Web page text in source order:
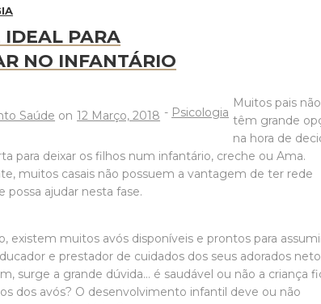
IDEAL PARA
NO INFANTÁRIO
Saúde on 12 Março, 2018 - Psicologia
Muitos pais não
têm grande
na hora de
para deixar os filhos num infantário, creche ou Ama.
muitos casais não possuem a vantagem de ter rede
possa ajudar nesta fase.
existem muitos avós disponíveis e prontos para
e prestador de cuidados dos seus adorados
surge a grande dúvida… é saudável ou não a criança
dos avós? O desenvolvimento infantil deve ou não